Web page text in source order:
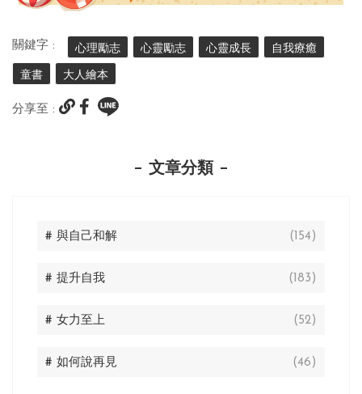
關鍵字 : 心理勵志 心靈勵志 心靈成長 自我療癒
童書 大人繪本
分享至 :
文章分類
# 與自己和解 (154)
# 提升自我 (183)
# 女力至上 (52)
# 如何說再見 (46)